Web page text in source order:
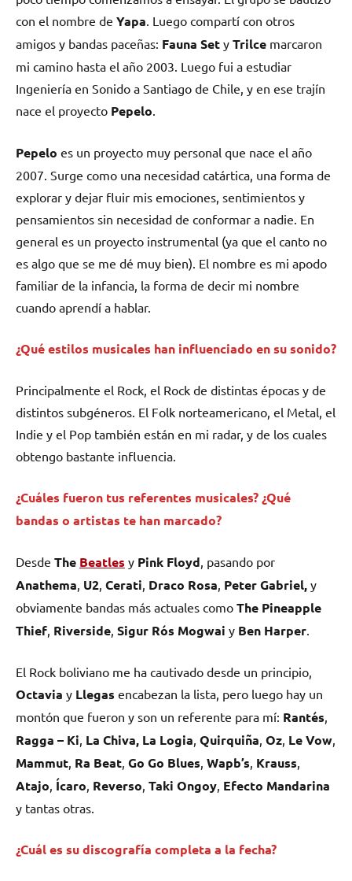
con el nombre de Yapa . Luego compartí con otros
amigos y bandas paceñas: Fauna Set y Trilce marcaron
mi camino hasta el año 2003. Luego fui a estudiar
Ingeniería en Sonido a Santiago de Chile, y en ese trajín
nace el proyecto Pepelo
Pepelo es un proyecto muy personal que nace el año
2007. Surge como una necesidad catártica, una forma de
explorar y dejar fluir mis emociones, sentimientos y
pensamientos sin necesidad de conformar a nadie. En
general es un proyecto instrumental (ya que el canto no
es algo que se me dé muy bien). El nombre es mi apodo
familiar de la infancia, la forma de decir mi nombre
cuando aprendí a hablar.
¿Qué estilos musicales han influenciado en su sonido?
Principalmente el Rock, el Rock de distintas épocas y de
distintos subgéneros. El Folk norteamericano, el Metal, el
Indie y el Pop también están en mi radar, y de los cuales
obtengo bastante influencia.
¿Cuáles fueron tus referentes musicales? ¿Qué
bandas o artistas te han marcado?
Desde The Beatles y Pink Floyd , pasando por
Anathema U2 Cerati Draco Rosa Peter Gabriel, y
obviamente bandas más actuales como The Pineapple
Thief Riverside Sigur Rós Mogwai y Ben Harper
El Rock boliviano me ha cautivado desde un principio,
Octavia y Llegas encabezan la lista, pero luego hay un
montón que fueron y son un referente para mí: Rantés
Ragga – Ki La Chiva, La Logia Quirquiña Oz Le Vow
Mammut Ra Beat Go Go Blues Wapb’s Krauss
Atajo Ícaro Reverso Taki Ongoy Efecto Mandarina
y tantas otras.
¿Cuál es su discografía completa a la fecha?